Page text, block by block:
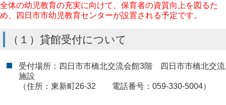
全体の幼児教育の充実に向けて、保育者の資質向上を図るた
め、四日市市幼児教育センターが設置される予定です。
（１）貸館受付について
受付場所：四日市市橋北交流会館3階 四日市市橋北交流
施設
（住所：東新町26-32 電話番号：059-330-5004）